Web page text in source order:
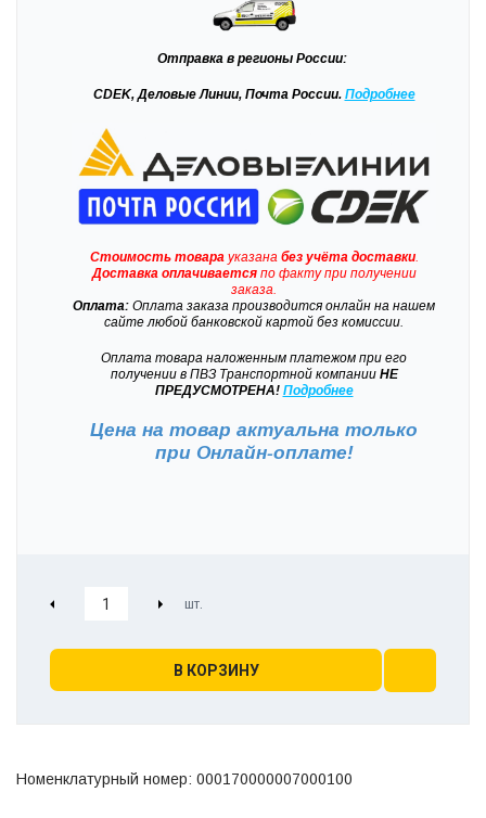
Отправка в регионы России:
CDEK, Деловые Линии, Почта России. Подробнее
Стоимость товарауказана без учёта доставки.
Доставкаоплачиваетсяпо факту при получении
заказа.
Оплата: Оплата заказа производится онлайн на нашем
сайте любой банковской картой без комиссии.
Оплата товара наложенным платежом при его
получении в ПВЗ Транспортной компанииНЕ
ПРЕДУСМОТРЕНА! Подробнее
Цена на товар актуальна только
при Онлайн-оплате!
В КОРЗИНУ
Номенклатурный номер: 000170000007000100